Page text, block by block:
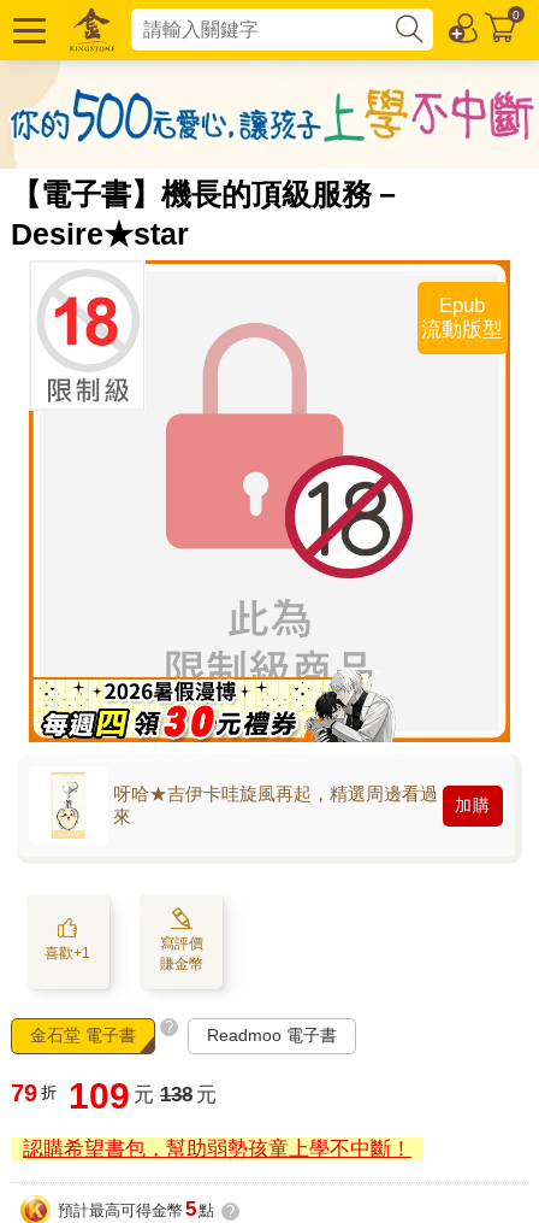
0
【電子書】機長的頂級服務－
Desire★star
Epub
流動版型
呀哈★吉伊卡哇旋風再起，精選周邊看過
來
加購
喜歡+1
寫評價
賺金幣
金石堂 電子書 ? Readmoo 電子書
79 折 109 元 138 元
認購希望書包，幫助弱勢孩童上學不中斷！
預計最高可得金幣 5點 ?